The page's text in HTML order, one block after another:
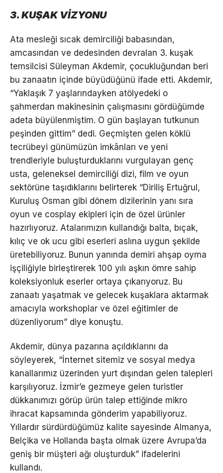
3. KUŞAK VİZYONU
Ata mesleği sıcak demirciliği babasından,
amcasından ve dedesinden devralan 3. kuşak
temsilcisi Süleyman Akdemir, çocukluğundan beri
bu zanaatın içinde büyüdüğünü ifade etti. Akdemir,
“Yaklaşık 7 yaşlarındayken atölyedeki o
şahmerdan makinesinin çalışmasını gördüğümde
adeta büyülenmiştim. O gün başlayan tutkunun
peşinden gittim” dedi. Geçmişten gelen köklü
tecrübeyi günümüzün imkânları ve yeni
trendleriyle buluşturduklarını vurgulayan genç
usta, geleneksel demirciliği dizi, film ve oyun
sektörüne taşıdıklarını belirterek “Diriliş Ertuğrul,
Kuruluş Osman gibi dönem dizilerinin yanı sıra
oyun ve cosplay ekipleri için de özel ürünler
hazırlıyoruz. Atalarımızın kullandığı balta, bıçak,
kılıç ve ok ucu gibi eserleri aslına uygun şekilde
üretebiliyoruz. Bunun yanında demiri ahşap oyma
işçiliğiyle birleştirerek 100 yılı aşkın ömre sahip
koleksiyonluk eserler ortaya çıkarıyoruz. Bu
zanaatı yaşatmak ve gelecek kuşaklara aktarmak
amacıyla workshoplar ve özel eğitimler de
düzenliyorum” diye konuştu.
Akdemir, dünya pazarına açıldıklarını da
söyleyerek, “İnternet sitemiz ve sosyal medya
kanallarımız üzerinden yurt dışından gelen talepleri
karşılıyoruz. İzmir’e gezmeye gelen turistler
dükkanımızı görüp ürün talep ettiğinde mikro
ihracat kapsamında gönderim yapabiliyoruz.
Yıllardır sürdürdüğümüz kalite sayesinde Almanya,
Belçika ve Hollanda başta olmak üzere Avrupa’da
geniş bir müşteri ağı oluşturduk” ifadelerini
kullandı.